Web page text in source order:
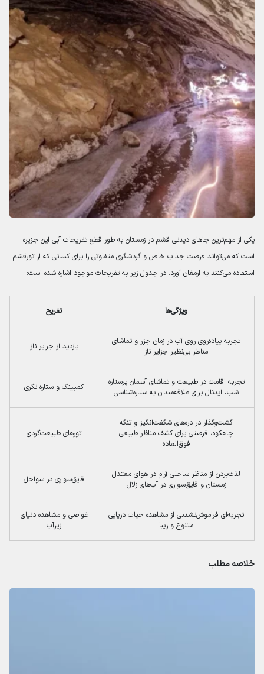
یکی از مهم‌ترین جاهای دیدنی قشم در زمستان به طور قطع تفریحات آبی این جزیره
است که می‌تواند فرصت جذاب خاص و گردشگری متفاوتی را برای کسانی که از تورقشم
استفاده می‌کنند به ارمغان آورد. در جدول زیر به تفریحات موجود اشاره شده است:
ویژگی‌ها تفریح
تجربه پیاده‌روی روی آب در زمان جزر و تماشای
مناظر بی‌نظیر جزایر ناز
بازدید از جزایر ناز
تجربه اقامت در طبیعت و تماشای آسمان پرستاره
شب، ایدئال برای علاقه‌مندان به ستاره‌شناسی
کمپینگ و ستاره نگری
گشت‌وگذار در دره‌های شگفت‌انگیز و تنگه
چاهکوه، فرصتی برای کشف مناظر طبیعی
فوق‌العاده
تورهای طبیعت‌گردی
لذت‌بردن از مناظر ساحلی آرام در هوای معتدل
زمستان و قایق‌سواری در آب‌های زلال
قایق‌سواری در سواحل
تجربه‌ای فراموش‌نشدنی از مشاهده حیات دریایی
متنوع و زیبا
غواصی و مشاهده دنیای
زیرآب
خلاصه مطلب